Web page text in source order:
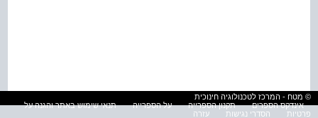
© מטח - המרכז לטכנולוגיה חינוכית
אינדקס הספרים
תקנון הספרייה על הספרייה
תנאי שימוש באתר והגנה על
פרטיות
הסדרי נגישות עזרה